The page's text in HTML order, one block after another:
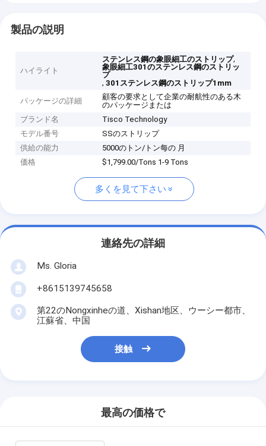
製品の説明
ハイライト
ステンレス鋼の象眼細工のストリップ,
象眼細工301のステンレス鋼のストリッ
プ
,301ステンレス鋼のストリップ1mm
パッケージの詳細
顧客の要求として企業の耐航性のある木
のパッケージまたは
ブランド名
Tisco Technology
モデル番号
SSのストリップ
供給の能力
5000のトン/トン每の 月
価格
$1,799.00/Tons 1-9 Tons
多くを見て下さい
連絡先の詳細
Ms. Gloria
+8615139745658
第22のNongxinheの道、Xishan地区、ウーシー都市、
江蘇省、中国
接触
最高の価格で